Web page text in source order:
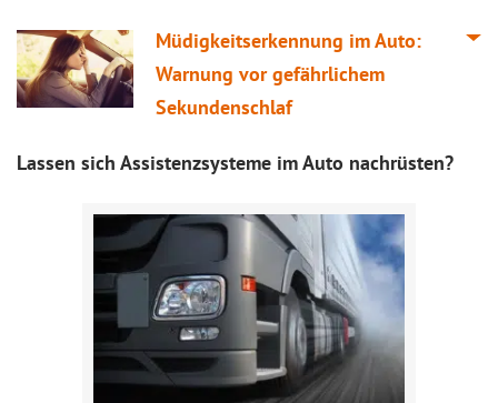
Müdigkeitserkennung im Auto:
Warnung vor gefährlichem
Sekundenschlaf
Lassen sich Assistenzsysteme im Auto nachrüsten?